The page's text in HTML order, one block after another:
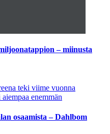
– miinusta
teki viime vuonna
enemmän
osaamista – Dahlbom